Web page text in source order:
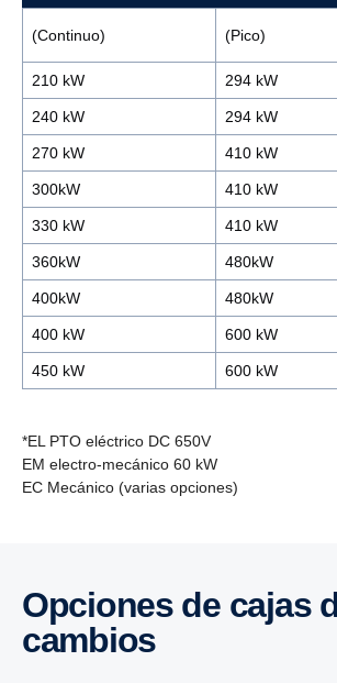
(Continuo) (Pico)
210 kW 294 kW
240 kW 294 kW
270 kW 410 kW
300kW 410 kW
330 kW 410 kW
360kW 480kW
400kW 480kW
400 kW 600 kW
450 kW 600 kW
*EL PTO eléctrico DC 650V
EM electro-mecánico 60 kW
EC Mecánico (varias opciones)
Super de 13 litros
13 litros
13 litros
13 litros
Opciones de cajas de
cambios